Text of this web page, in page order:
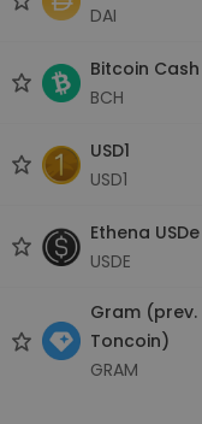
DAI
Bitcoin Cash
BCH
USD1
USD1
Ethena USDe
USDE
Gram (prev.
Toncoin)
GRAM